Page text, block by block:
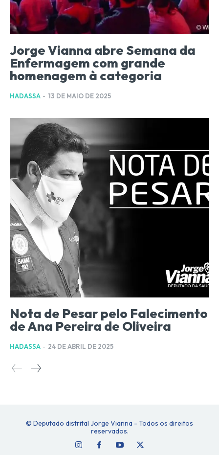
Jorge Vianna abre Semana da
Enfermagem com grande
homenagem à categoria
HADASSA - 13 DE MAIO DE 2025
Nota de Pesar pelo Falecimento
de Ana Pereira de Oliveira
HADASSA - 24 DE ABRIL DE 2025
© Deputado distrital Jorge Vianna - Todos os direitos
reservados.